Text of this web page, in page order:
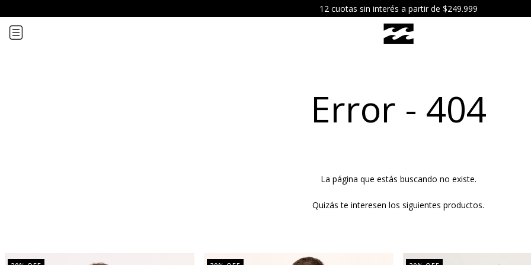
12 cuotas sin interés a partir de $249.999
Error - 404
La página que estás buscando no existe.
Quizás te interesen los siguientes productos.